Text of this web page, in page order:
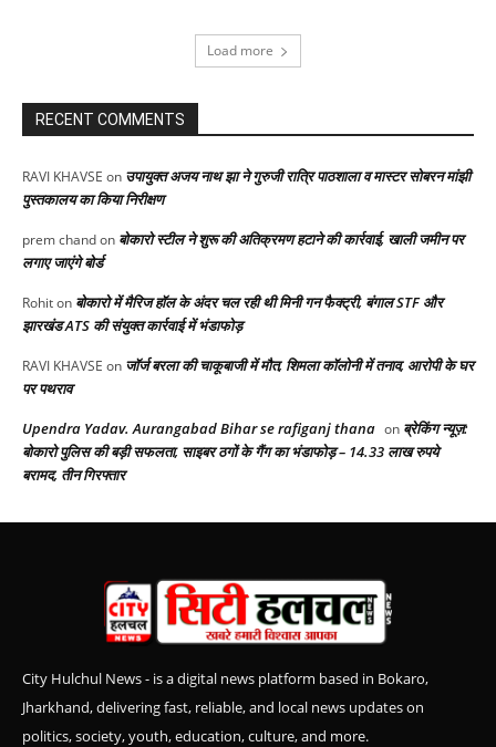
Load more
RECENT COMMENTS
RAVI KHAVSE on उपायुक्त अजय नाथ झा ने गुरुजी रात्रि पाठशाला व मास्टर सोबरन मांझी
पुस्तकालय का किया निरीक्षण
prem chandon बोकारो स्टील ने शुरू की अतिक्रमण हटाने की कार्रवाई, खाली जमीन पर
लगाए जाएंगे बोर्ड
Rohiton बोकारो में मैरिज हॉल के अंदर चल रही थी मिनी गन फैक्ट्री, बंगाल STF और
झारखंड ATS की संयुक्त कार्रवाई में भंडाफोड़
RAVI KHAVSE on जॉर्ज बरला की चाकूबाजी में मौत, शिमला कॉलोनी में तनाव, आरोपी के घर
पर पथराव
Upendra Yadav. Aurangabad Bihar se rafiganj thana on ब्रेकिंग न्यूज़:
बोकारो पुलिस की बड़ी सफलता, साइबर ठगों के गैंग का भंडाफोड़ – 14.33 लाख रुपये
बरामद, तीन गिरफ्तार
City Hulchul News - is a digital news platform based in Bokaro,
Jharkhand, delivering fast, reliable, and local news updates on
politics, society, youth, education, culture, and more.